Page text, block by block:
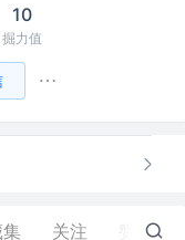
10
掘力值
关注 0